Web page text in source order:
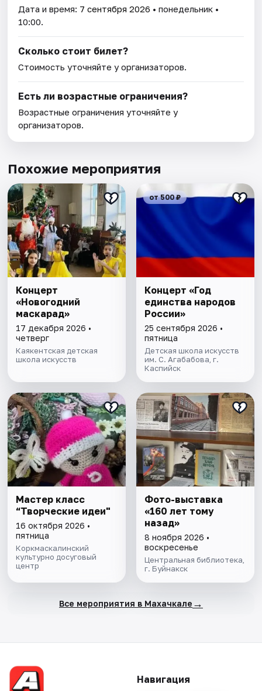
Дата и время: 7 сентября 2026 • понедельник •
10:00.
Сколько стоит билет?
Стоимость уточняйте у организаторов.
Есть ли возрастные ограничения?
Возрастные ограничения уточняйте у
организаторов.
Похожие мероприятия
Концерт
«Новогодний
маскарад»
17 декабря 2026 •
четверг
Каякентская детская
школа искусств
от 500 ₽
Концерт «Год
единства народов
России»
25 сентября 2026 •
пятница
Детская школа искусств
им. С. Агабабова, г.
Каспийск
Мастер класс
“Творческие идеи"
16 октября 2026 •
пятница
Коркмаскалинский
культурно досуговый
центр
Фото-выставка
«160 лет тому
назад»
8 ноября 2026 •
воскресенье
Центральная библиотека,
г. Буйнакск
Все мероприятия в Махачкале →
Навигация